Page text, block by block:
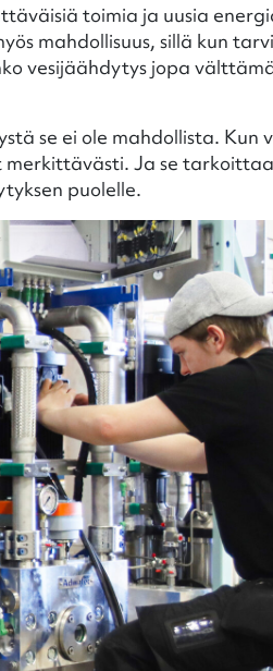
toimia ja uusia
mahdollisuus, sillä kun
vesijäähdytys jopa
se ei ole mahdollista. Kun
Ja se
puolelle.